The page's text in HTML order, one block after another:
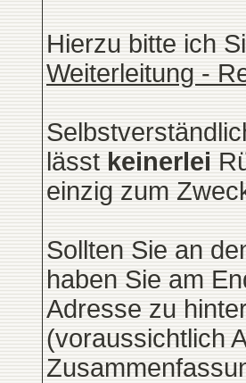
Hierzu bitte ich
Weiterleitung -
lässt keinerlei
einzig zum
Sollten Sie an
haben Sie am
Adresse zu
(voraussichtlich